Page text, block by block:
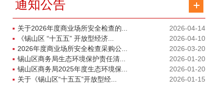
通知公告
2026-04-14
关于2026年度商业场所安全检查的...
2026-04-10
《锡山区 “十五五” 开放型经济...
2026-03-20
2026年度商业场所安全检查采购公...
2026-01-20
锡山区商务局生态环境保护责任清...
2026-01-20
锡山区商务局2025年度生态环境保...
2026-01-15
关于《锡山区“十五五”开放型经...